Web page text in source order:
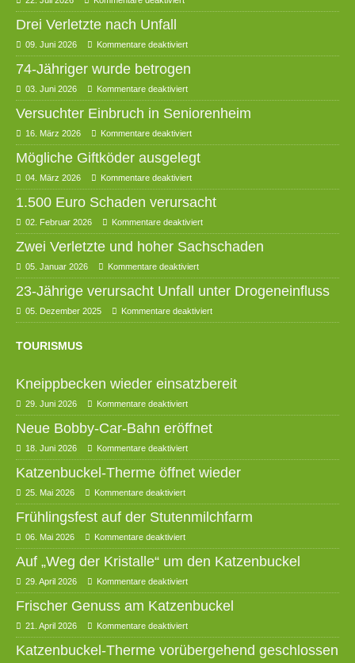
Drei Verletzte nach Unfall
09. Juni 2026 Kommentare deaktiviert
74-Jähriger wurde betrogen
03. Juni 2026 Kommentare deaktiviert
Versuchter Einbruch in Seniorenheim
16. März 2026 Kommentare deaktiviert
Mögliche Giftköder ausgelegt
04. März 2026 Kommentare deaktiviert
1.500 Euro Schaden verursacht
02. Februar 2026 Kommentare deaktiviert
Zwei Verletzte und hoher Sachschaden
05. Januar 2026 Kommentare deaktiviert
23-Jährige verursacht Unfall unter Drogeneinfluss
05. Dezember 2025 Kommentare deaktiviert
TOURISMUS
Kneippbecken wieder einsatzbereit
29. Juni 2026 Kommentare deaktiviert
Neue Bobby-Car-Bahn eröffnet
18. Juni 2026 Kommentare deaktiviert
Katzenbuckel-Therme öffnet wieder
25. Mai 2026 Kommentare deaktiviert
Frühlingsfest auf der Stutenmilchfarm
06. Mai 2026 Kommentare deaktiviert
Auf „Weg der Kristalle“ um den Katzenbuckel
29. April 2026 Kommentare deaktiviert
Frischer Genuss am Katzenbuckel
21. April 2026 Kommentare deaktiviert
Katzenbuckel-Therme vorübergehend geschlossen